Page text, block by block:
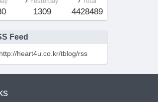
1309 4428489
Feed
http://heart4u.co.kr/tblog/rss